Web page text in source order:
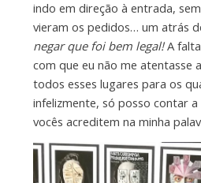
indo em direção à entrada,
vieram os pedidos… um atrás
negar que foi bem legal!A
com que eu não me atentasse
todos esses lugares para os
infelizmente, só posso contar
vocês acreditem na minha